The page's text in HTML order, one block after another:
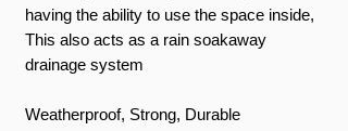
having the ability to use the space inside,
This also acts as a rain soakaway
drainage system
Weatherproof, Strong, Durable